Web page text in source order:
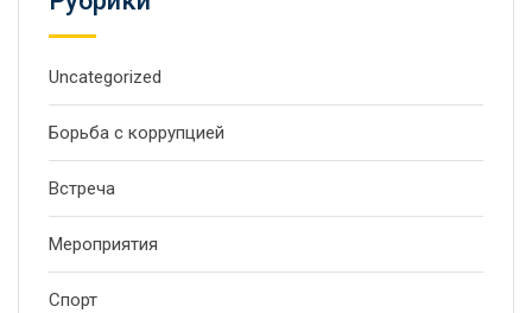
Uncategorized
Борьба с коррупцией
Встреча
Мероприятия
Спорт